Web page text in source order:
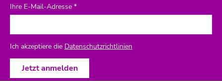
Ihre E-Mail-Adresse *
Ich akzeptiere die Datenschutzrichtlinien